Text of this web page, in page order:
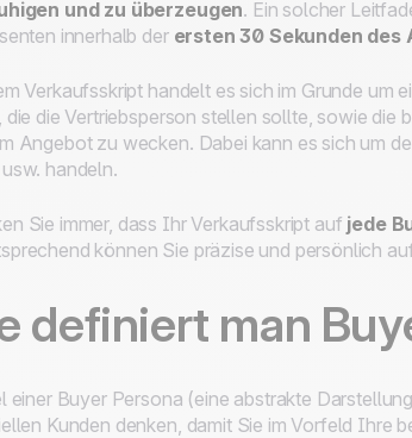
und zu überzeugen. Ein solcher
innerhalb der ersten 30 Sekunden des
Verkaufsskript handelt es sich im Grunde um
die die Vertriebsperson stellen sollte, sowie die
Angebot zu wecken. Dabei kann es sich um
handeln.
Sie immer, dass Ihr Verkaufsskript auf jede
können Sie präzise und persönlich
definiert man
einer Buyer Persona (eine abstrakte
Kunden denken, damit Sie im Vorfeld Ihre